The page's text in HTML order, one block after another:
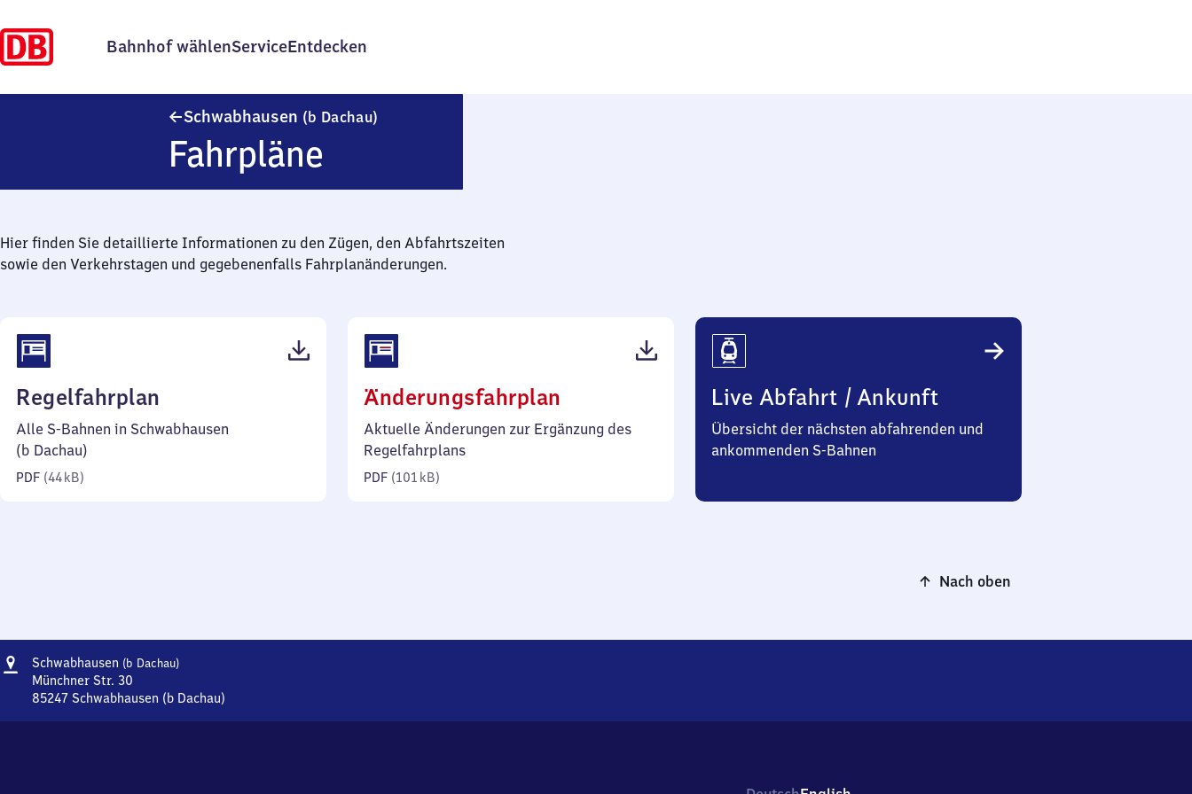
Bahnhof wählenServiceEntdecken
Schwabhausen (b Dachau)
Fahrpläne
Hier finden Sie detaillierte Informationen zu den Zügen, den Abfahrtszeiten
sowie den Verkehrstagen und gegebenenfalls Fahrplanänderungen.
Regelfahrplan
44
Alle S-Bahnen in Schwabhausen
(b Dachau)
PDF (44 kB)
Änderungsfahrplan
101
Aktuelle Änderungen zur Ergänzung des
Regelfahrplans
PDF (101 kB)
Live Abfahrt / Ankunft
Übersicht der nächsten abfahrenden und
ankommenden S-Bahnen
Nach oben
Adresse
Schwabhausen (b Dachau)Schwabhausen
Dachau)
Münchner Str. 30
85247 Schwabhausen (b Dachau)